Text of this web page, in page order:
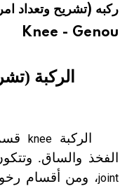
هيئة الموسوعة
ركبه (تشريح وتعداد
Knee - Genou
الركبة
الركبة kneeقسم
الفخذ والساق.
joint، ومن أقسام